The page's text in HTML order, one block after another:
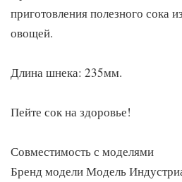
приготовления полезного сока
овощей.
Длина шнека: 235мм.
Пейте сок на здоровье!
Совместимость с моделями
Бренд модели Модель